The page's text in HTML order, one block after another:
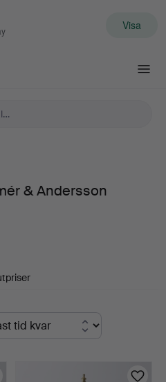
Visa
& Andersson